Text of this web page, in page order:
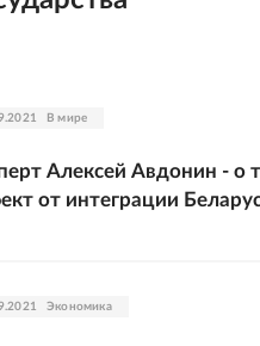
В мире
Алексей Авдонин - о
от интеграции
Экономика